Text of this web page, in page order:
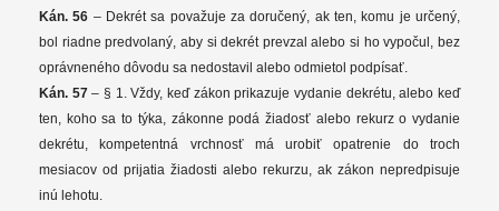
Kán. 56 – Dekrét sa považuje za doručený, ak ten, komu je určený,
bol riadne predvolaný, aby si dekrét prevzal alebo si ho vypočul, bez
oprávneného dôvodu sa nedostavil alebo odmietol podpísať.
Kán. 57– § 1. Vždy, keď zákon prikazuje vydanie dekrétu, alebo keď
ten, koho sa to týka, zákonne podá žiadosť alebo rekurz o vydanie
dekrétu, kompetentná vrchnosť má urobiť opatrenie do troch
mesiacov od prijatia žiadosti alebo rekurzu, ak zákon nepredpisuje
inú lehotu.